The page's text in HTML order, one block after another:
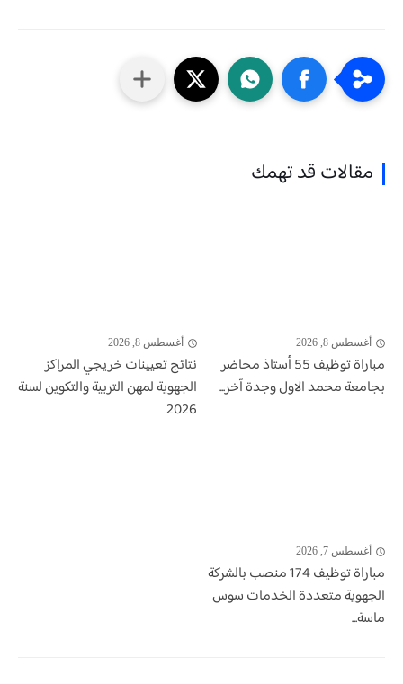
مقالات قد تهمك
أغسطس 8, 2026
مباراة توظيف 55 أستاذ محاضر
بجامعة محمد الاول وجدة آخر...
أغسطس 8, 2026
نتائج تعيينات خريجي المراكز
الجهوية لمهن التربية والتكوين لسنة
2026
أغسطس 7, 2026
مباراة توظيف 174 منصب بالشركة
الجهوية متعددة الخدمات سوس
ماسة...